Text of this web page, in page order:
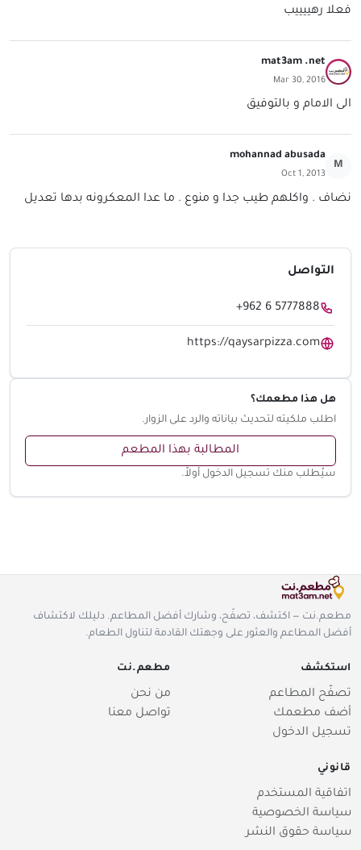
فعلا رهييييب
mat3am .net
Mar 30, 2016
الى الامام و بالتوفيق
M
mohannad abusada
Oct 1, 2013
نضاف . واكلهم طيب جدا و منوع . ما عدا المعكرونه بدها تعديل
التواصل
+962 6 5777888
https://qaysarpizza.com
هل هذا مطعمك؟
اطلب ملكيته لتحديث بياناته والرد على الزوار.
المطالبة بهذا المطعم
سيُطلب منك تسجيل الدخول أولاً.
مطعم.نت — اكتشف، تصفّح، وشارك أفضل المطاعم. دليلك لاكتشاف
أفضل المطاعم والعثور على وجهتك القادمة لتناول الطعام.
استكشف
تصفّح المطاعم
أضف مطعمك
تسجيل الدخول
مطعم.نت
من نحن
تواصل معنا
قانوني
اتفاقية المستخدم
سياسة الخصوصية
سياسة حقوق النشر